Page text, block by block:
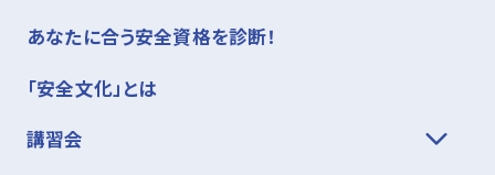
あなたに合う安全資格を診断！
「安全文化」とは
講習会